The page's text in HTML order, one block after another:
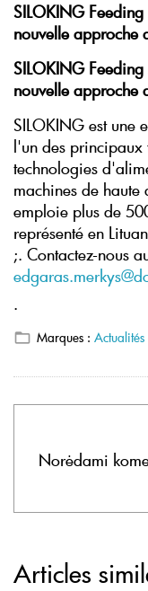
SILOKING
nouvelle approche
SILOKING
nouvelle approche
SILOKING est une
l'un des
technologies
machines de
emploie plus de
représenté en
;. Contactez-nous
.
Marques :
Norėdami
Articles